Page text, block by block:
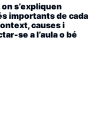
s’expliquen
importants de cada
causes i
se a l’aula o bé